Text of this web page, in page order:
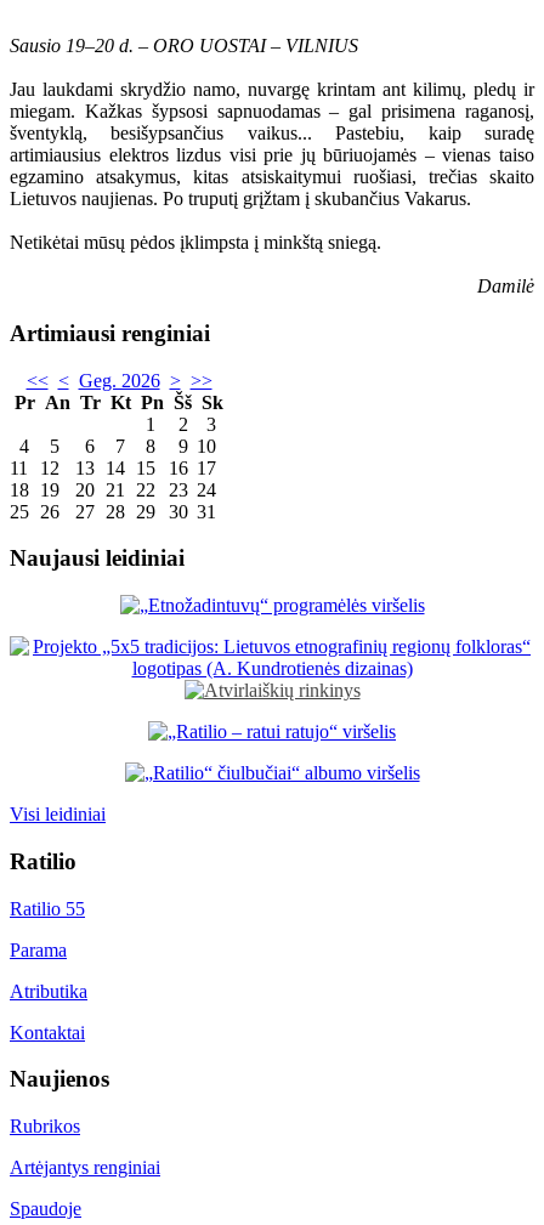
Sausio 19–20 d. – ORO UOSTAI – VILNIUS
Jau laukdami skrydžio namo, nuvargę krintam ant kilimų, pledų ir
miegam. Kažkas šypsosi sapnuodamas – gal prisimena raganosį,
šventyklą, besišypsančius vaikus... Pastebiu, kaip suradę
artimiausius elektros lizdus visi prie jų būriuojamės – vienas taiso
egzamino atsakymus, kitas atsiskaitymui ruošiasi, trečias skaito
Lietuvos naujienas. Po truputį grįžtam į skubančius Vakarus.
Netikėtai mūsų pėdos įklimpsta į minkštą sniegą.
Damilė
Artimiausi renginiai
<< < Geg. 2026 > >>
Pr An Tr Kt Pn Šš Sk
1
2
3
4
5 6 7 8 9 10
11
12 13 14 15 16 17
18 19 20 21 22 23 24
25 26 27 28 29 30 31
Naujausi leidiniai
Visi leidiniai
Ratilio
Ratilio 55
Parama
Atributika
Kontaktai
Naujienos
Rubrikos
Artėjantys renginiai
Spaudoje